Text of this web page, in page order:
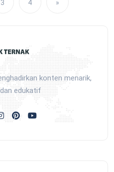
3 4 »
konten menarik,
edukatif